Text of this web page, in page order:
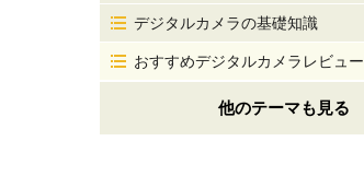
デジタルカメラの基礎知識
おすすめデジタルカメラレビュー
他のテーマも見る